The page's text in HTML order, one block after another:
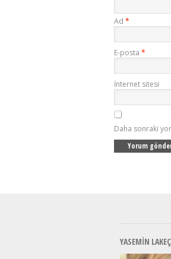
Ad *
E-posta *
İnternet sitesi
Daha sonraki
YASEMIN LAKEÇ